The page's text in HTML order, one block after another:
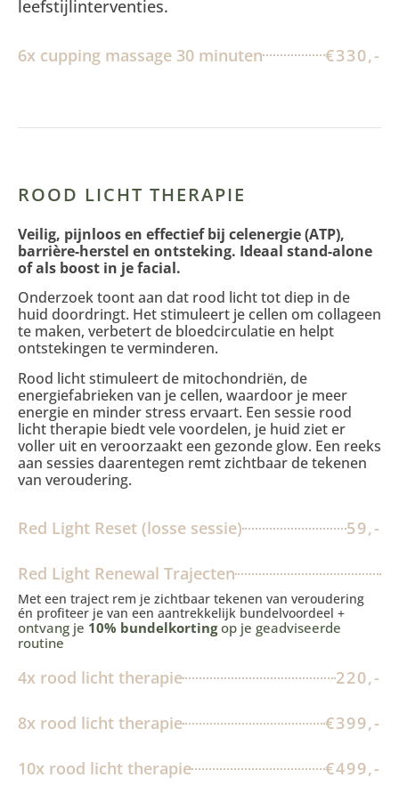
leefstijlinterventies.
6x cupping massage 30 minuten €330,-
ROOD LICHT THERAPIE
Veilig, pijnloos en effectief bij celenergie (ATP),
barrière-herstel en ontsteking. Ideaal stand-alone
of als boost in je facial.
Onderzoek toont aan dat rood licht tot diep in de
huid doordringt. Het stimuleert je cellen om collageen
te maken, verbetert de bloedcirculatie en helpt
ontstekingen te verminderen.
Rood licht stimuleert de mitochondriën, de
energiefabrieken van je cellen, waardoor je meer
energie en minder stress ervaart. Een sessie rood
licht therapie biedt vele voordelen, je huid ziet er
voller uit en veroorzaakt een gezonde glow. Een reeks
aan sessies daarentegen remt zichtbaar de tekenen
van veroudering.
Red Light Reset (losse sessie) 59,-
Red Light Renewal Trajecten
Met een traject rem je zichtbaar tekenen van veroudering
én profiteer je van een aantrekkelijk bundelvoordeel +
ontvang je 10% bundelkortingop je geadviseerde
routine
4x rood licht therapie 220,-
8x rood licht therapie €399,-
10x rood licht therapie €499,-